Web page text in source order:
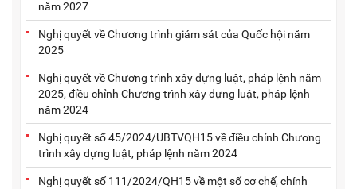
năm 2027
Nghị quyết về Chương trình giám sát của Quốc hội năm
2025
Nghị quyết về Chương trình xây dựng luật, pháp lệnh năm
2025, điều chỉnh Chương trình xây dựng luật, pháp lệnh
năm 2024
Nghị quyết số 45/2024/UBTVQH15 về điều chỉnh Chương
trình xây dựng luật, pháp lệnh năm 2024
Nghị quyết số 111/2024/QH15 về một số cơ chế, chính